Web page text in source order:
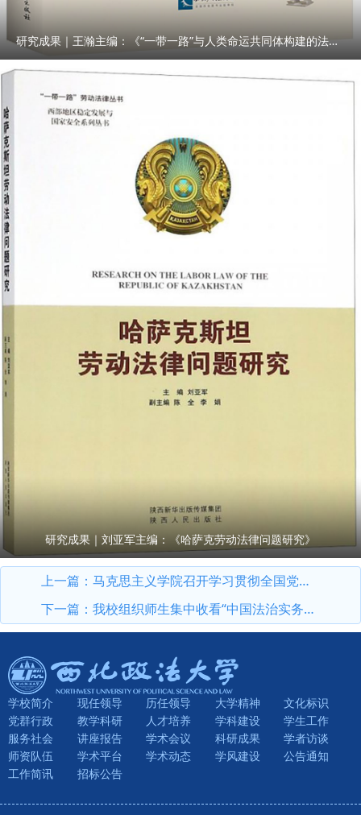
研究成果｜王瀚主编：《“一带一路”与人类命运共同体构建的法律与实践》
研究成果｜刘亚军主编：《哈萨克劳动法律问题研究》
上一篇： 马克思主义学院召开学习贯彻全国党建工作座谈会精神专题学习交流会
下一篇： 我校组织师生集中收看“中国法治实务大讲堂”第八讲
学校简介 现任领导 历任领导 大学精神
文化标识
党群行政
教学科研 人才培养 学科建设
学生工作
服务社会
讲座报告 学术会议 科研成果
学者访谈
师资队伍
学术平台 学术动态 学风建设
公告通知
工作简讯
招标公告